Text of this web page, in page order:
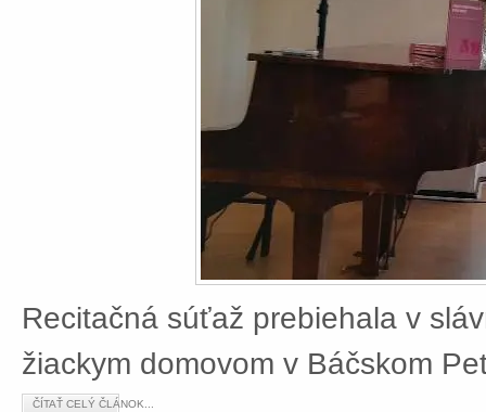
Recitačná súťaž prebiehala v
žiackym domovom v Báčskom
ČÍTAŤ CELÝ ČLÁNOK...